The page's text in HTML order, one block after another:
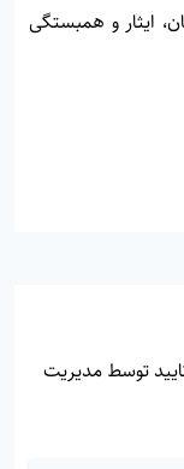
ایثار و همبستگی
توسط مدیریت